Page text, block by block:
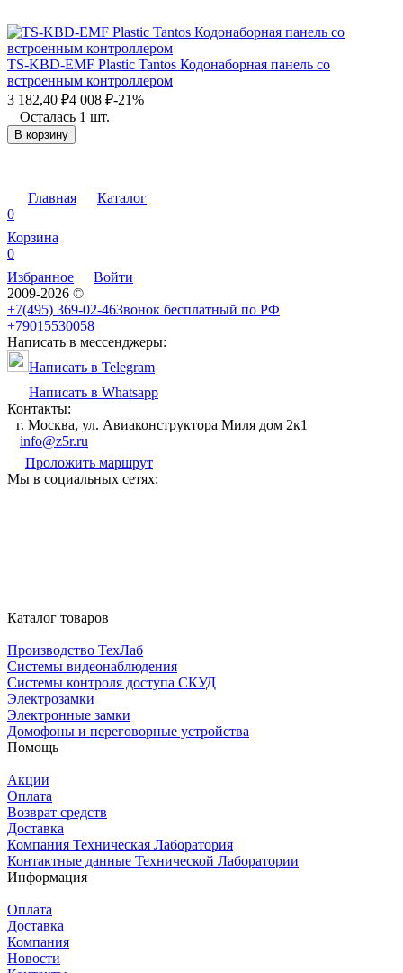
TS-KBD-EMF Plastic Tantos Кодонаборная панель со
встроенным контроллером
3 182,40 ₽4 008 ₽-21%
Осталась 1 шт.
В корзину
Главная
Каталог
0
Корзина
0
Избранное
Войти
2009-2026 ©
+7(495) 369-02-46Звонок бесплатный по РФ
+79015530058
Написать в мессенджеры:
Написать в Telegram
Написать в Whatsapp
Контакты:
г. Москва, ул. Авиаконструктора Миля дом 2к1
info@z5r.ru
Проложить маршрут
Мы в социальных сетях:
Каталог товаров
Производство ТехЛаб
Системы видеонаблюдения
Системы контроля доступа СКУД
Электрозамки
Электронные замки
Домофоны и переговорные устройства
Помощь
Акции
Оплата
Возврат средств
Доставка
Компания Техническая Лаборатория
Контактные данные Технической Лаборатории
Информация
Оплата
Доставка
Компания
Новости